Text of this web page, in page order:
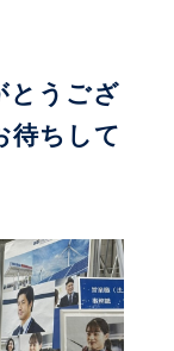
とうござ
待ちして